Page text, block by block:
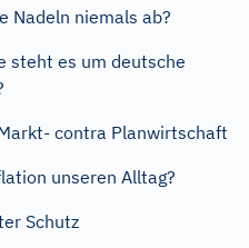
Nadeln niemals ab?
steht es um deutsche
contra Planwirtschaft
unseren Alltag?
Schutz